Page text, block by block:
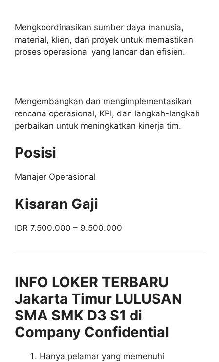
Mengkoordinasikan sumber daya manusia,
material, klien, dan proyek untuk memastikan
proses operasional yang lancar dan efisien.
Mengembangkan dan mengimplementasikan
rencana operasional, KPI, dan langkah-langkah
perbaikan untuk meningkatkan kinerja tim.
Posisi
Manajer Operasional
Kisaran Gaji
IDR 7.500.000 – 9.500.000
INFO LOKER TERBARU
Jakarta Timur LULUSAN
SMA SMK D3 S1 di
Company Confidential
Hanya pelamar yang memenuhi